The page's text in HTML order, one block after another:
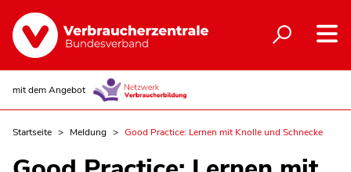
mit dem Angebot
Startseite Meldung Good Practice: Lernen mit Knolle und Schnecke